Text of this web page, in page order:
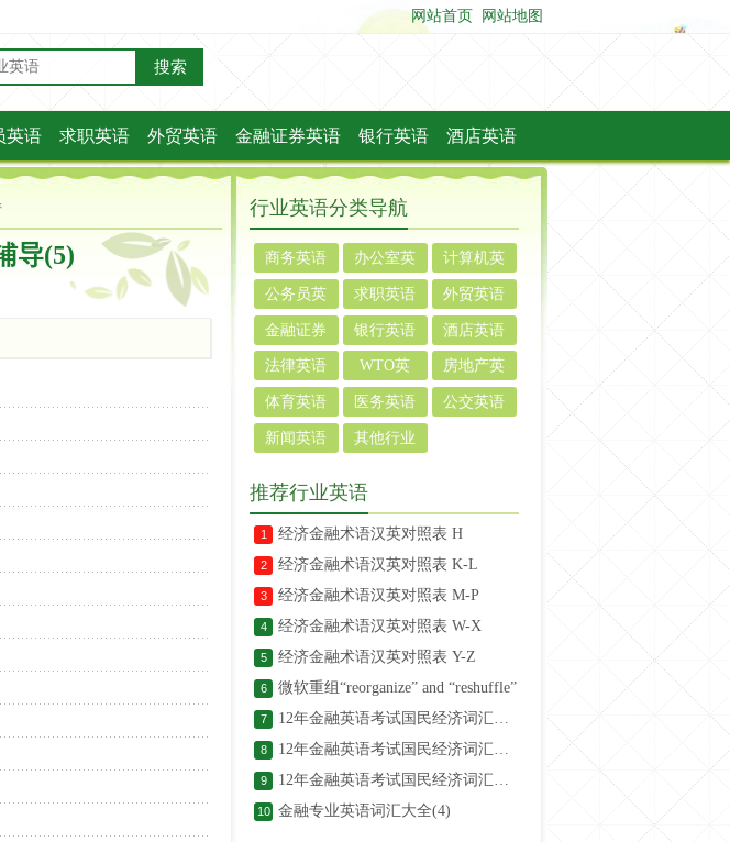
网站首页 网站地图
搜索
英语 求职英语 外贸英语 金融证券英语 银行英语 酒店英语
导(5)
行业英语分类导航
商务英语
办公室英
语
计算机英
语
公务员英
语
求职英语 外贸英语
金融证券
英语
银行英语 酒店英语
法律英语
WTO英
语
房地产英
语
体育英语 医务英语 公交英语
新闻英语
其他行业
推荐行业英语
1 经济金融术语汉英对照表 H
2 经济金融术语汉英对照表 K-L
3 经济金融术语汉英对照表 M-P
4 经济金融术语汉英对照表 W-X
5 经济金融术语汉英对照表 Y-Z
6 微软重组“reorganize” and “reshuffle”
7
8
9
10 金融专业英语词汇大全(4)